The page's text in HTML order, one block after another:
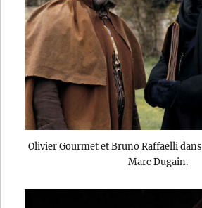
Olivier Gourmet et Bruno Raffaelli dans
Marc Dugain.